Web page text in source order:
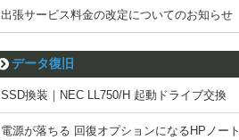
出張サービス料金の改定についてのお知らせ
データ復旧
SSD換装｜NEC LL750/H 起動ドライブ交換
電源が落ちる 回復オプションになるHPノート